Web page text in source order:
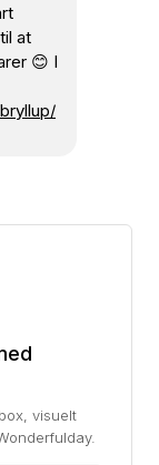
at
😊 I
visuelt